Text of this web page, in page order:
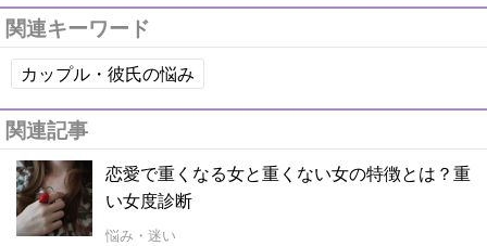
関連キーワード
カップル・彼氏の悩み
関連記事
恋愛で重くなる女と重くない女の特徴とは？重
い女度診断
悩み・迷い